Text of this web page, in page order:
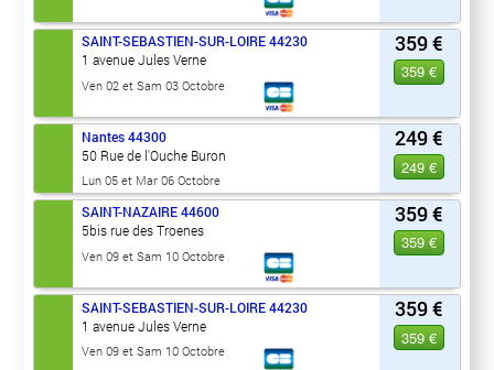
359 €
359 €
SAINT-SEBASTIEN-SUR-LOIRE 44230
1 avenue Jules Verne
Ven 02 et Sam 03 Octobre
249 €
249 €
Nantes 44300
50 Rue de l'Ouche Buron
Lun 05 et Mar 06 Octobre
359 €
359 €
SAINT-NAZAIRE 44600
5bis rue des Troenes
Ven 09 et Sam 10 Octobre
359 €
359 €
SAINT-SEBASTIEN-SUR-LOIRE 44230
1 avenue Jules Verne
Ven 09 et Sam 10 Octobre